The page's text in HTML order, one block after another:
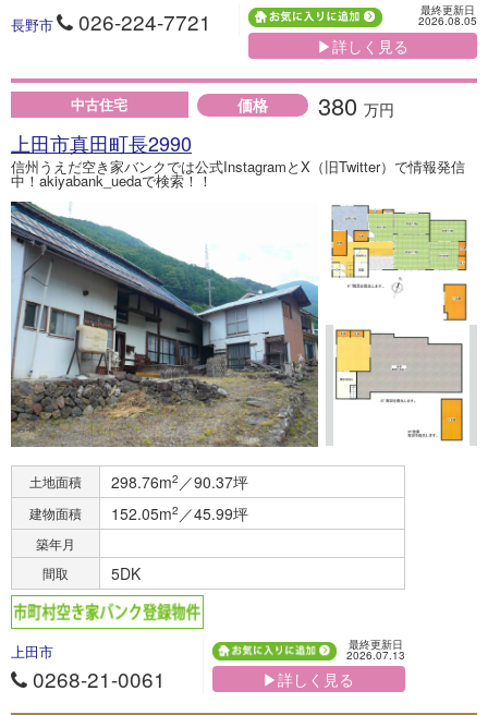
長野市 026-224-7721 最終更新日
2026.08.05
▶詳しく見る
中古住宅 価格 380 万円
上田市真田町長2990
信州うえだ空き家バンクでは公式InstagramとX（旧Twitter）で情報発信
中！akiyabank_uedaで検索！！
土地面積 298.76m2 ／90.37坪
建物面積 152.05m2 ／45.99坪
築年月
間取
5DK
上田市
0268-21-0061
最終更新日
2026.07.13
▶詳しく見る